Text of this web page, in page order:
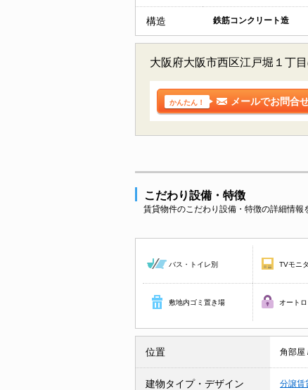
構造 鉄筋コンクリート造
大阪府大阪市西区江戸堀１丁
かんたん！ メールでお問合
こだわり設備・特徴
賃貸物件のこだわり設備・特徴の詳細情報
バス・トイレ別 TVモニ
敷地内ゴミ置き場 オート
位置 角部屋
建物タイプ・デザイン 分譲賃